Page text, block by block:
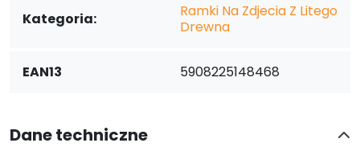
Kategoria:
Ramki Na Zdjecia Z Litego
Drewna
EAN13 5908225148468
Dane techniczne